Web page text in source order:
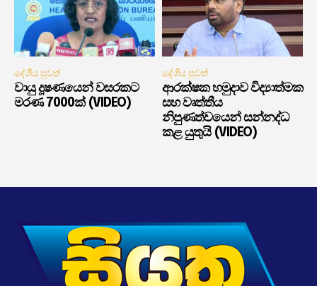
දේශීය පුවත්
වායු දූෂණයෙන් වසරකට
මරණ 7000ක් (VIDEO)
දේශීය පුවත්
ආරක්ෂක හමුදාව විද්‍යාත්මක
සහ වෘත්තීය
නිපුණත්වයෙන් සන්නද්ධ
කළ යුතුයි (VIDEO)